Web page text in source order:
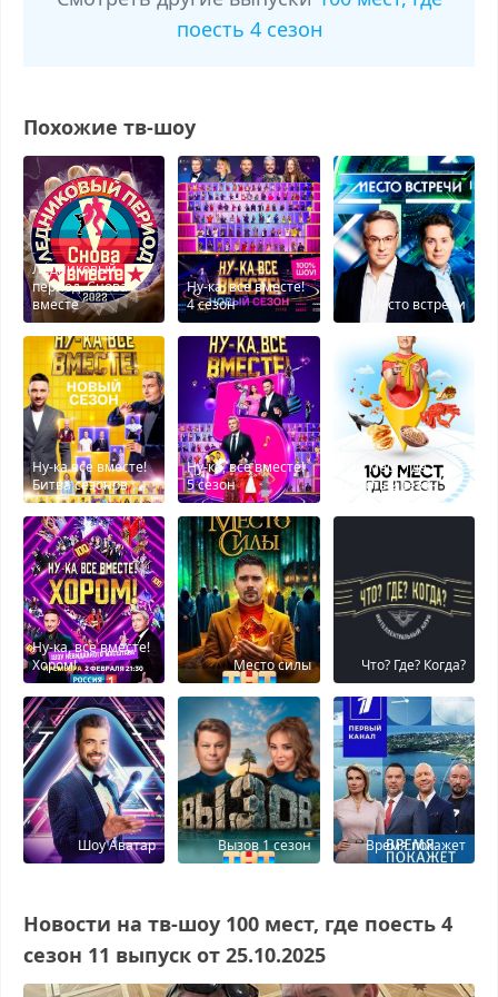
поесть 4 сезон
Похожие тв-шоу
Ледниковый
период. Снова
вместе
Ну-ка, все вместе!
4 сезон
Место встречи
Ну-ка все вместе!
Битва сезонов
Ну-ка, все вместе!
5 сезон
100 мест, где
поесть 2 сезон
Ну-ка, все вместе!
Хором!
Место силы Что? Где? Когда?
Шоу Аватар Вызов 1 сезон Время покажет
Новости на тв-шоу 100 мест, где поесть 4
сезон 11 выпуск от 25.10.2025